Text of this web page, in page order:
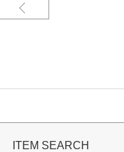
ITEM SEARCH